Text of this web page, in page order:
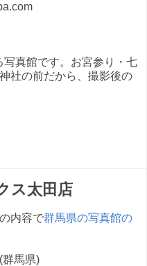
真館です。お宮参り・七
社の前だから、撮影後の
ス太田店
内容で群馬県の写真館の
(群馬県)